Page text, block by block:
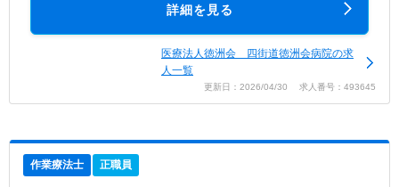
詳細を見る
医療法人徳洲会 四街道徳洲会病院の求
人一覧
更新日：2026/04/30 求人番号：493645
作業療法士 正職員